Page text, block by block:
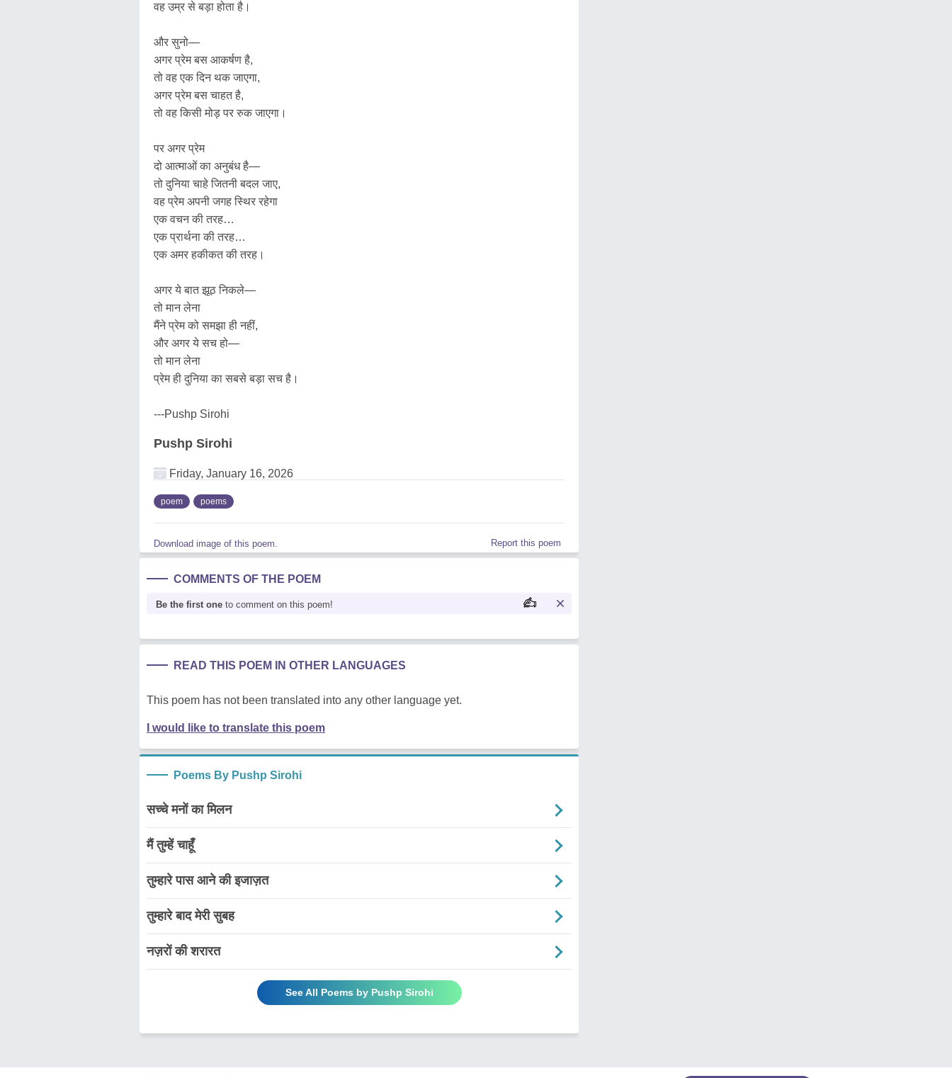
वह उम्र से बड़ा होता है।
और सुनो—
अगर प्रेम बस आकर्षण है,
तो वह एक दिन थक जाएगा,
अगर प्रेम बस चाहत है,
तो वह किसी मोड़ पर रुक जाएगा।
पर अगर प्रेम
दो आत्माओं का अनुबंध है—
तो दुनिया चाहे जितनी बदल जाए,
वह प्रेम अपनी जगह स्थिर रहेगा
एक वचन की तरह…
एक प्रार्थना की तरह…
एक अमर हकीकत की तरह।
अगर ये बात झूठ निकले—
तो मान लेना
मैंने प्रेम को समझा ही नहीं,
और अगर ये सच हो—
तो मान लेना
प्रेम ही दुनिया का सबसे बड़ा सच है।
---Pushp Sirohi
Pushp Sirohi
Friday, January 16, 2026
poem poems
Download image of this poem. Report this poem
COMMENTS OF THE POEM
Be the first one to comment on this poem!
READ THIS POEM IN OTHER LANGUAGES
This poem has not been translated into any other language yet.
I would like to translate this poem
Poems By Pushp Sirohi
सच्चे मनों का मिलन
मैं तुम्हें चाहूँ
तुम्हारे पास आने की इजाज़त
तुम्हारे बाद मेरी सुबह
नज़रों की शरारत
See All Poems by Pushp Sirohi